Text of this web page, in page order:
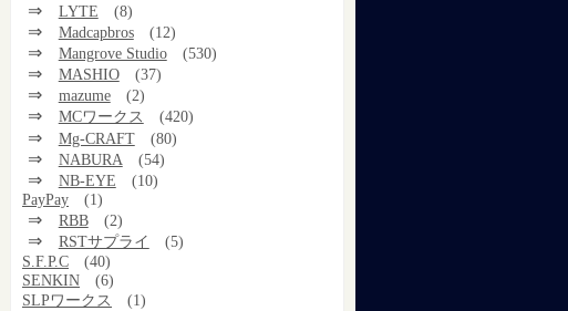
⇒ LYTE (8)
⇒ Madcapbros (12)
⇒ Mangrove Studio (530)
⇒ MASHIO (37)
⇒ mazume (2)
⇒ MCワークス (420)
⇒ Mg-CRAFT (80)
⇒ NABURA (54)
⇒ NB-EYE
(10)
PayPay
(1)
⇒ RBB (2)
⇒ RSTサプライ
(5)
S.F.P.C
(40)
SENKIN
(6)
SLPワークス
(1)